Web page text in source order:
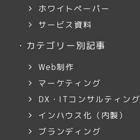
ホワイトペーパー
サービス資料
・ カテゴリー別記事
Web制作
マーケティング
DX・ITコンサルティング
インハウス化（内製）
ブランディング